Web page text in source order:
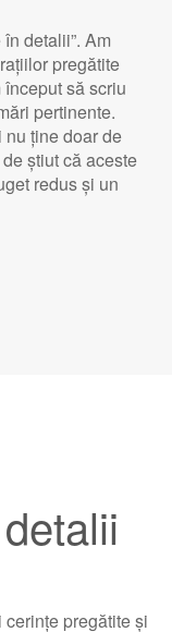
detalii”. Am
pregătite
să scriu
pertinente.
ține doar de
știut că aceste
redus și un
pregătite și